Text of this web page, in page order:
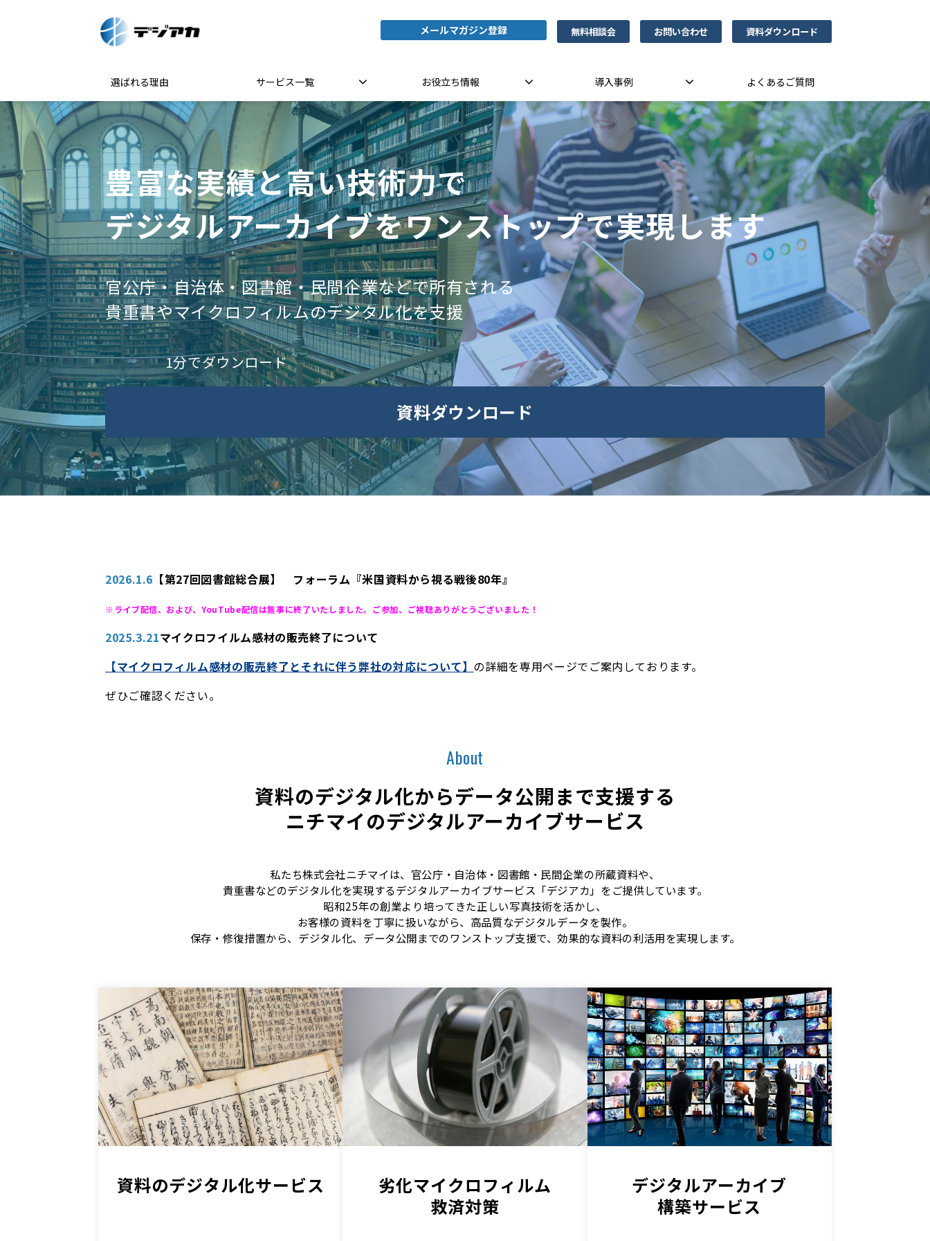
メールマガジン登録 無料相談会 お問い合わせ 資料ダウンロード
選ばれる理由 サービス一覧 お役立ち情報 導入事例 よくあるご質問
豊富な実績と高い技術力で
デジタルアーカイブをワンストップで実現します
官公庁・自治体・図書館・民間企業などで所有される
貴重書やマイクロフィルムのデジタル化を支援
1分でダウンロード
資料ダウンロード
2026.1.6 【第27回図書館総合展】 フォーラム『米国資料から視る戦後80年』
※ライブ配信、および、YouTube配信は無事に終了いたしました。ご参加、ご視聴ありがとうございました！
2025.3.21マイクロフイルム感材の販売終了について
【マイクロフィルム感材の販売終了とそれに伴う弊社の対応について】 の詳細を専用ページでご案内しております。
ぜひご確認ください。
About
資料のデジタル化からデータ公開まで支援する
ニチマイのデジタルアーカイブサービス
私たち株式会社ニチマイは、官公庁・自治体・図書館・民間企業の所蔵資料や、
貴重書などのデジタル化を実現するデジタルアーカイブサービス「デジアカ」をご提供しています。
昭和25年の創業より培ってきた正しい写真技術を活かし、
お客様の資料を丁寧に扱いながら、高品質なデジタルデータを製作。
保存・修復措置から、デジタル化、データ公開までのワンストップ支援で、効果的な資料の利活用を実現します。
資料のデジタル化サービス
劣化マイクロフィルム
救済対策
デジタルアーカイブ
構築サービス